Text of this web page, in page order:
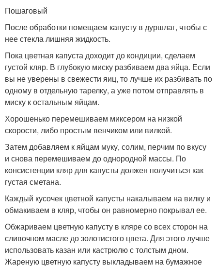
Пошаговый
После обработки помещаем капусту в дуршлаг, чтобы с
нее стекла лишняя жидкость.
Пока цветная капуста доходит до кондиции, сделаем
густой кляр. В глубокую миску разбиваем два яйца. Если
вы не уверены в свежести яиц, то лучше их разбивать по
одному в отдельную тарелку, а уже потом отправлять в
миску к остальным яйцам.
Хорошенько перемешиваем миксером на низкой
скорости, либо простым венчиком или вилкой.
Затем добавляем к яйцам муку, солим, перчим по вкусу
и снова перемешиваем до однородной массы. По
консистенции кляр для капусты должен получиться как
густая сметана.
Каждый кусочек цветной капусты накалываем на вилку и
обмакиваем в кляр, чтобы он равномерно покрывал ее.
Обжариваем цветную капусту в кляре со всех сторон на
сливочном масле до золотистого цвета. Для этого лучше
использовать казан или кастрюлю с толстым дном.
Жареную цветную капусту выкладываем на бумажное